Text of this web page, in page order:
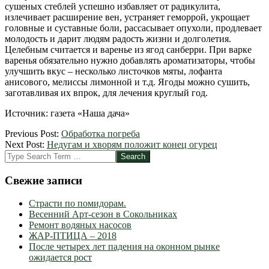
сушеных стеблей успешно избавляет от радикулита,
излечивает расширение вен, устраняет геморрой, укрощает
головные и суставные боли, рассасывает опухоли, продлевает
молодость и дарит людям радость жизни и долголетия.
Целебным считается и варенье из ягод санберри. При варке
варенья обязательно нужно добавлять ароматизаторы, чтобы
улучшить вкус – несколько листочков мяты, лофанта
анисового, мелиссы лимонной и т.д. Ягоды можно сушить,
заготавливая их впрок, для лечения круглый год.
Источник: газета «Наша дача»
2012-
08-
31
Previous Post: Обработка погреба
Next Post: Недугам и хворям положит конец огурец
Search
Свежие записи
Страсти по помидорам.
Весенний Арт-сезон в Сокольниках
Ремонт водяных насосов
ЖАР-ПТИЦА – 2018
После четырех лет падения на оконном рынке
ожидается рост